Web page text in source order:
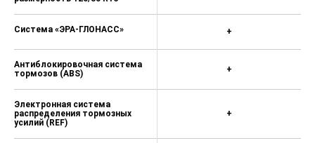
Система «ЭРА-ГЛОНАСС»
Антиблокировочная система
тормозов (ABS)
Электронная система
распределения тормозных
усилий (REF)
+
+
+